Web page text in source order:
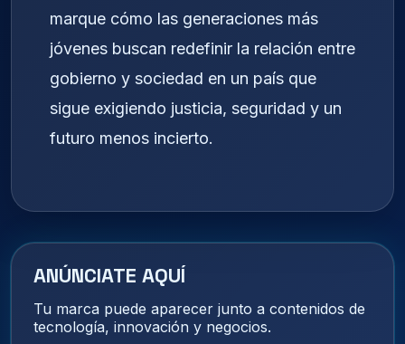
marque cómo las generaciones más
jóvenes buscan redefinir la relación entre
gobierno y sociedad en un país que
sigue exigiendo justicia, seguridad y un
futuro menos incierto.
ANÚNCIATE AQUÍ
Tu marca puede aparecer junto a contenidos de
tecnología, innovación y negocios.